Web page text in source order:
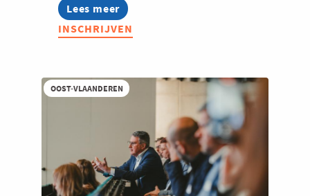
Lees meer
about
Voka
Lokaal
de
hoek
INSCHRIJVEN
OOST-VLAANDEREN